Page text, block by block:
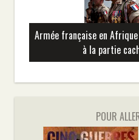
Armée française en
à la partie
POUR